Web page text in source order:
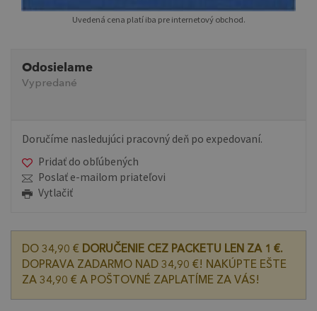
Uvedená cena platí iba pre internetový obchod.
Odosielame
Vypredané
Doručíme nasledujúci pracovný deň po expedovaní.
Pridať do obľúbených
Poslať e-mailom priateľovi
Vytlačiť
DO 34,90 € DORUČENIE CEZ PACKETU LEN ZA 1 €.
DOPRAVA ZADARMO NAD 34,90 €! NAKÚPTE EŠTE
ZA 34,90 € A POŠTOVNÉ ZAPLATÍME ZA VÁS!